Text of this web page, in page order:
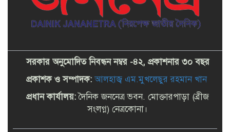
সরকার অনুমোদিত নিবন্ধন নম্বর -৪২, প্রকাশনার ৩০ বছর
প্রকাশক ও সম্পাদক:আলহাজ্ব এম.মুখলেছুর রহমান খান
প্রধান কার্যালয়:দৈনিক জননেত্র ভবন. মোক্তারপাড়া (ব্রীজ
সংলগ্ন) নেত্রকোনা।